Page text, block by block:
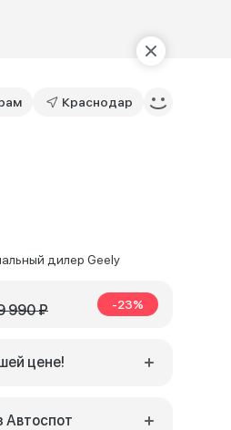
Краснодар
дилер Geely
990 ₽ -23%
цене!
Автоспот